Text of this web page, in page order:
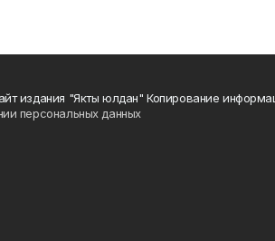
издания "Якты юлдан" Копирование
персональных данных